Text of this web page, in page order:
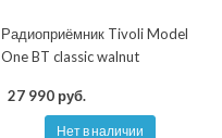
Радиоприёмник Tivoli Model
One BT classic walnut
27 990 руб.
Нет в наличии